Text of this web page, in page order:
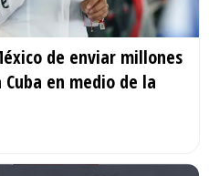
de enviar millones
en medio de la